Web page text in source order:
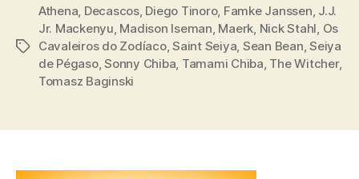
Tags
Athena, Decascos, Diego Tinoro, Famke Janssen, J.J.
Jr. Mackenyu, Madison Iseman, Maerk, Nick Stahl, Os
Cavaleiros do Zodíaco,Saint Seiya, Sean Bean,Seiya
de Pégaso,Sonny Chiba, Tamami Chiba, The Witcher,
Tomasz Baginski